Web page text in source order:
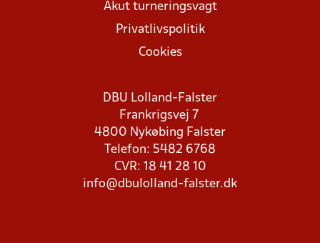
Akut turneringsvagt
Privatlivspolitik
Cookies
DBU Lolland-Falster
Frankrigsvej 7
4800 Nykøbing Falster
Telefon: 5482 6768
CVR: 18 41 28 10
info@dbulolland-falster.dk